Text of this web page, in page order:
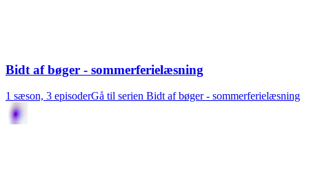
Bidt af bøger - sommerferielæsning
1 sæson, 3 episoderGå til serien Bidt af bøger - sommerferielæsning